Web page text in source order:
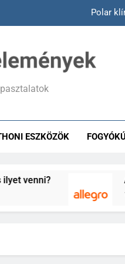
Polar
Answear
Hepacontur vélemények –
ESZKÖZÖK
Allegro
1 Év Ezelőtt